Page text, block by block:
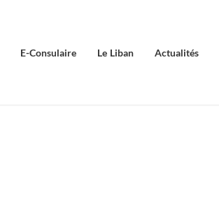
E-Consulaire Le Liban Actualités